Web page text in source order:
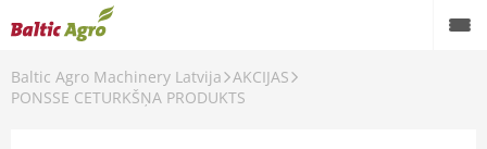
Baltic Agro Machinery Latvija AKCIJAS
PONSSE CETURKŠŅA PRODUKTS
Lauksaimniecības tehnika